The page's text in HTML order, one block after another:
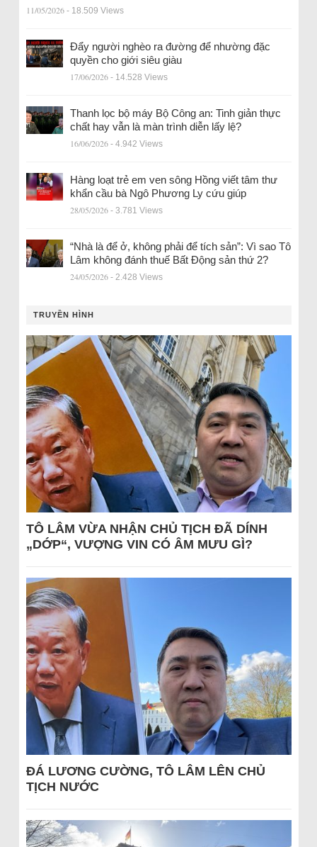
11/05/2026 - 18.509 Views
Đẩy người nghèo ra đường để nhường đặc
quyền cho giới siêu giàu
17/06/2026 - 14.528 Views
Thanh lọc bộ máy Bộ Công an: Tinh giản thực
chất hay vẫn là màn trình diễn lấy lệ?
16/06/2026 - 4.942 Views
Hàng loạt trẻ em ven sông Hồng viết tâm thư
khẩn cầu bà Ngô Phương Ly cứu giúp
28/05/2026 - 3.781 Views
“Nhà là để ở, không phải để tích sản”: Vì sao Tô
Lâm không đánh thuế Bất Động sản thứ 2?
24/05/2026 - 2.428 Views
TRUYỀN HÌNH
TÔ LÂM VỪA NHẬN CHỦ TỊCH ĐÃ DÍNH
„DỚP“, VƯỢNG VIN CÓ ÂM MƯU GÌ?
ĐÁ LƯƠNG CƯỜNG, TÔ LÂM LÊN CHỦ
TỊCH NƯỚC